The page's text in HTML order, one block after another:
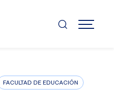
MENÚ
FACULTAD DE EDUCACIÓN